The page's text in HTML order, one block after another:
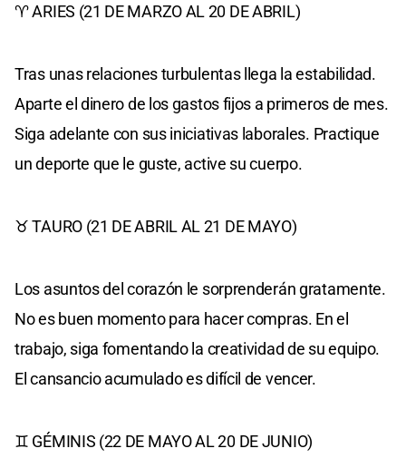
♈ ARIES (21 DE MARZO AL 20 DE ABRIL)
Tras unas relaciones turbulentas llega la estabilidad.
Aparte el dinero de los gastos fijos a primeros de mes.
Siga adelante con sus iniciativas laborales. Practique
un deporte que le guste, active su cuerpo.
♉ TAURO (21 DE ABRIL AL 21 DE MAYO)
Los asuntos del corazón le sorprenderán gratamente.
No es buen momento para hacer compras. En el
trabajo, siga fomentando la creatividad de su equipo.
El cansancio acumulado es difícil de vencer.
♊ GÉMINIS (22 DE MAYO AL 20 DE JUNIO)